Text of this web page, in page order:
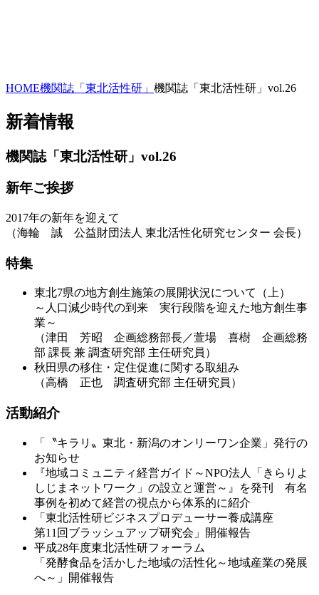
HOME機関誌「東北活性研」 機関誌「東北活性研」vol.26
新着情報
機関誌「東北活性研」vol.26
新年ご挨拶
2017年の新年を迎えて
（海輪 誠 公益財団法人 東北活性化研究センター 会長）
特集
東北7県の地方創生施策の展開状況について（上）
～人口減少時代の到来 実行段階を迎えた地方創生事
業～
（津田 芳昭 企画総務部長／萱場 喜樹 企画総務
部 課長 兼 調査研究部 主任研究員）
秋田県の移住・定住促進に関する取組み
（高橋 正也 調査研究部 主任研究員）
活動紹介
「〝キラリ〟東北・新潟のオンリーワン企業」発行の
お知らせ
『地域コミュニティ経営ガイド～NPO法人「きらりよ
しじまネットワーク」の設立と運営～』を発刊 有名
事例を初めて経営の視点から体系的に紹介
「東北活性研ビジネスプロデューサー養成講座
第11回ブラッシュアップ研究会」開催報告
平成28年度東北活性研フォーラム
「発酵食品を活かした地域の活性化～地域産業の発展
へ～」開催報告